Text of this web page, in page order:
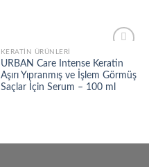
Add to
wishlist
KERATİN ÜRÜNLERİ
URBAN Care Intense Keratin
Aşırı Yıpranmış ve İşlem Görmüş
Saçlar İçin Serum – 100 ml